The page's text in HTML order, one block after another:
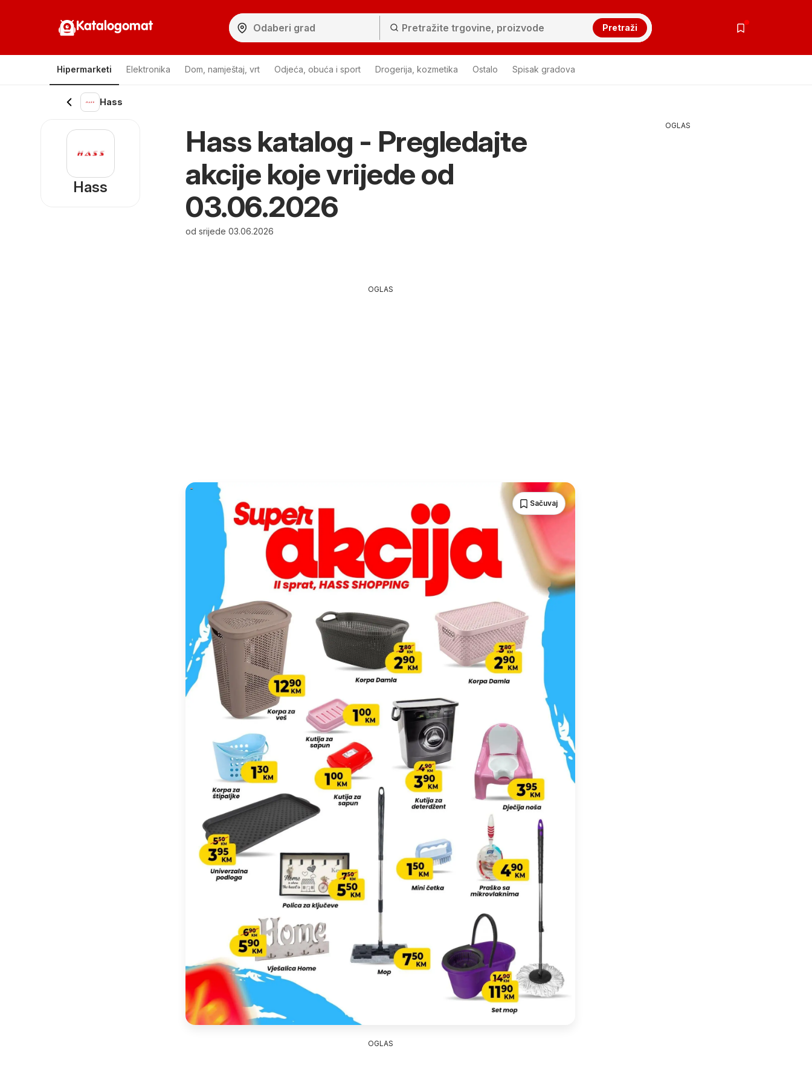
Katalogomat Pretraži
Hipermarketi Elektronika Dom, namještaj, vrt Odjeća, obuća i sport Drogerija, kozmetika Ostalo Spisak gradova
Hass
Hass katalog - Pregledajte
akcije koje vrijede od
03.06.2026
od srijede 03.06.2026
OGLAS
Sačuvaj
OGLAS
Hass
OGLAS